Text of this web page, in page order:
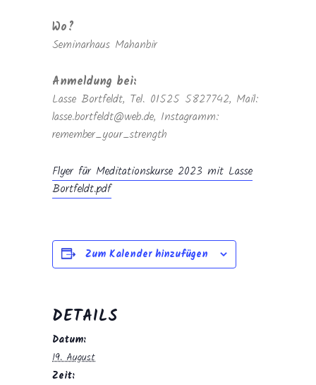
Wo?
Seminarhaus Mahanbir
Anmeldung bei:
Lasse Bortfeldt, Tel. 01525 5827742, Mail:
lasse.bortfeldt@web.de, Instagramm:
remember_your_strength
Flyer für Meditationskurse 2023 mit Lasse
Bortfeldt.pdf
Zum Kalender hinzufügen
DETAILS
Datum:
19. August
Zeit: